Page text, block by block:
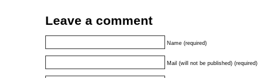
Leave a comment
Name (required)
Mail (will not be published) (required)